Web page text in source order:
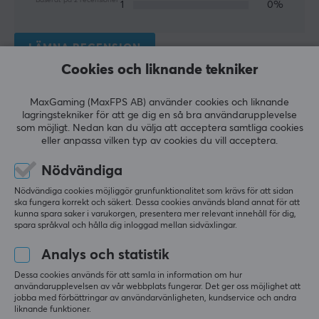
Nej
Kompatibilitet
EGENSKAPER
Ja
Typ av brytare
MLX Pulse Linear
Full-size
Språklayout
ISO Nordisk (ÅÄÖ)
1 0%
LÄMNA RECENSION
Alla recensioner
Level 20
Super Immortal
Helt galet!
ALLT!
DÅLIGT.
Visa original
Cookies och liknande tekniker
MaxGaming (MaxFPS AB) använder cookies och liknande
lagringstekniker för att ge dig en så bra användarupplevelse
som möjligt. Nedan kan du välja att acceptera samtliga cookies
eller anpassa vilken typ av cookies du vill acceptera.
Nödvändiga
Nödvändiga cookies möjliggör grunfunktionalitet som krävs för att sidan
ska fungera korrekt och säkert. Dessa cookies används bland annat för att
kunna spara saker i varukorgen, presentera mer relevant innehåll för dig,
spara språkval och hålla dig inloggad mellan sidväxlingar.
Analys och statistik
Dessa cookies används för att samla in information om hur
användarupplevelsen av vår webbplats fungerar. Det ger oss möjlighet att
jobba med förbättringar av användarvänligheten, kundservice och andra
liknande funktioner.